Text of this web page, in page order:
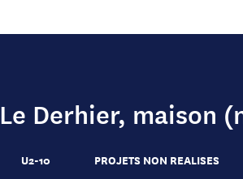
Le Derhier, maison
U2-10
PROJETS NON REALISES